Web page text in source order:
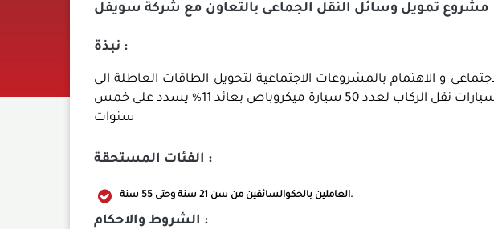
مشروع تمويل وسائل النقل الجماعى بالتعاون مع شركة سويفل
نبذة :
و الاهتمام بالمشروعات الاجتماعية لتحويل الطاقات العاطلة الى
منتجه وفى هذا الإطار يقوم البنك بتمويل لشراء سيارات نقل الركاب لعدد 50 سيارة ميكروباص بعائد 11% يسدد على خمس
سنوات
الفئات المستحقة :
العاملين بالحكوالسائقين من سن 21 سنة وحتى 55 سنة.
الشروط والاحكام :